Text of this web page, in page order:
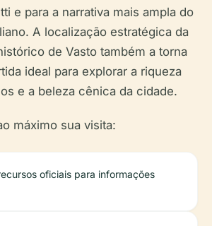
e para a narrativa mais ampla do
A localização estratégica da
de Vasto também a torna
ideal para explorar a riqueza
e a beleza cênica da cidade.
máximo sua visita:
oficiais para informações